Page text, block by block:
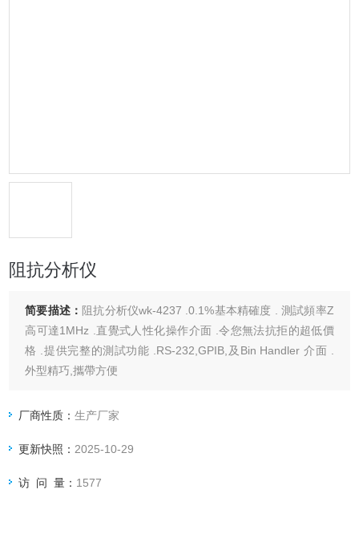
阻抗分析仪
简要描述： 阻抗分析仪wk-4237 .0.1%基本精確度 . 測試頻率Z
高可達1MHz .直覺式人性化操作介面 .令您無法抗拒的超低價
格 .提供完整的測試功能 .RS-232,GPIB,及Bin Handler 介面 .
外型精巧,攜帶方便
厂商性质：生产厂家
更新快照： 2025-10-29
访 问 量： 1577